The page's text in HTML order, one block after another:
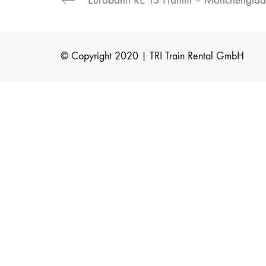
© Copyright 2020 | TRI Train Rental GmbH